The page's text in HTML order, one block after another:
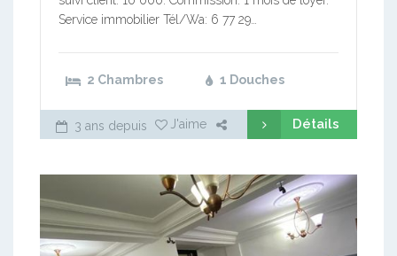
Service immobilier Tél/Wa: 6 77 29…
2 Chambres 1 Douches
3 ans depuis J'aime Détails